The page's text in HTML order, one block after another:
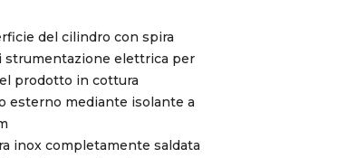
del cilindro con spira
strumentazione elettrica per
prodotto in cottura
esterno mediante isolante a
inox completamente saldata